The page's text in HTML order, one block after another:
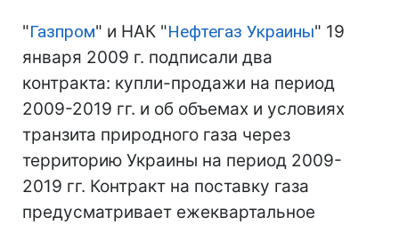
"Газпром" и НАК "Нефтегаз Украины" 19
января 2009 г. подписали два
контракта: купли-продажи на период
2009-2019 гг. и об объемах и условиях
транзита природного газа через
территорию Украины на период 2009-
2019 гг. Контракт на поставку газа
предусматривает ежеквартальное